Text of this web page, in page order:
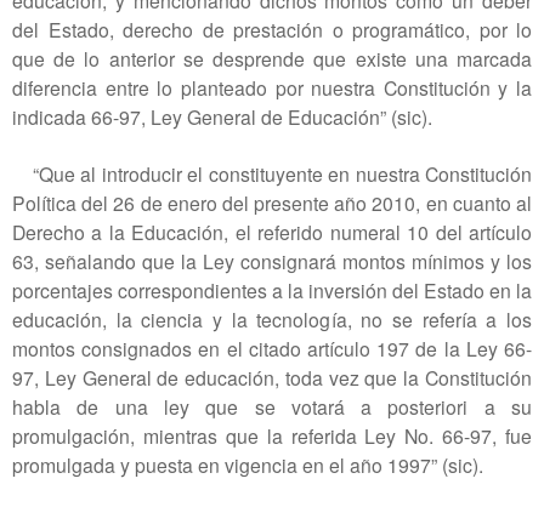
del Estado, derecho de prestación o programático, por lo
que de lo anterior se desprende que existe una marcada
diferencia entre lo planteado por nuestra Constitución y la
indicada 66-97, Ley General de Educación” (sic).
“Que al introducir el constituyente en nuestra Constitución
Política del 26 de enero del presente año 2010, en cuanto al
Derecho a la Educación, el referido numeral 10 del artículo
63, señalando que la Ley consignará montos mínimos y los
porcentajes correspondientes a la inversión del Estado en la
educación, la ciencia y la tecnología, no se refería a los
montos consignados en el citado artículo 197 de la Ley 66-
97, Ley General de educación, toda vez que la Constitución
habla de una ley que se votará a posteriori a su
promulgación, mientras que la referida Ley No. 66-97, fue
promulgada y puesta en vigencia en el año 1997” (sic).